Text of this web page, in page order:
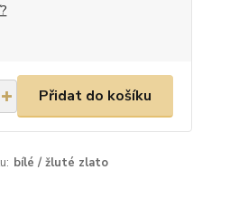
Přidat do košíku
bílé / žluté zlato